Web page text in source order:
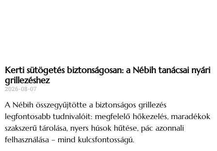
Kerti sütögetés biztonságosan: a Nébih tanácsai nyári
grillezéshez
2026-08-07
A Nébih összegyűjtötte a biztonságos grillezés
legfontosabb tudnivalóit: megfelelő hőkezelés, maradékok
szakszerű tárolása, nyers húsok hűtése, pác azonnali
felhasználása – mind kulcsfontosságú.